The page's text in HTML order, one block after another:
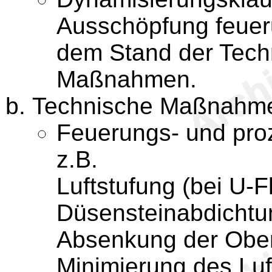
Ausschöpfung
dem Stand der
Maßnahmen.
Technische
Feuerungs- und
z.B.
Luftstufung (bei U-
Absenkung der
Minimierung des